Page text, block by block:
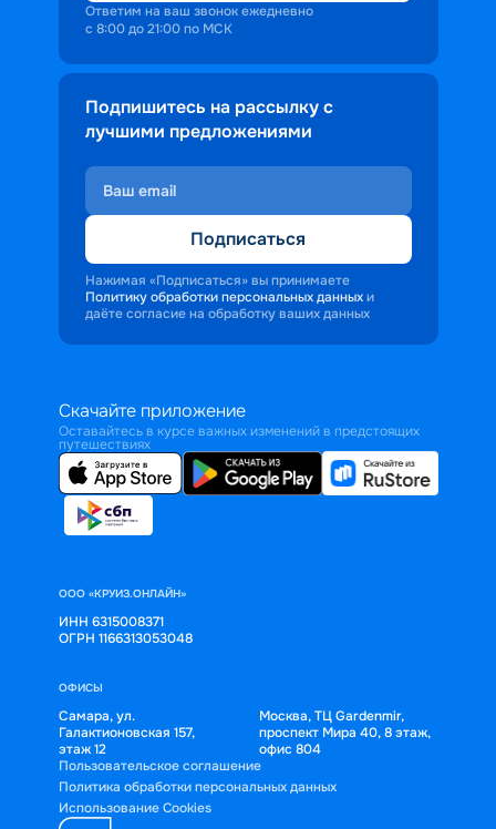
Ответим на ваш звонок ежедневно
с 8:00 до 21:00 по МСК
Подпишитесь на рассылку с
лучшими предложениями
Подписаться
Нажимая «Подписаться» вы принимаете
Политику обработки персональных данных и
даёте согласие на обработку ваших данных
Скачайте приложение
Оставайтесь в курсе важных изменений в предстоящих
путешествиях
ООО «КРУИЗ.ОНЛАЙН»
ИНН 6315008371
ОГРН 1166313053048
ОФИСЫ
Самара, ул.
Галактионовская 157,
этаж 12
Москва, ТЦ Gardenmir,
проспект Мира 40, 8 этаж,
офис 804
Пользовательское соглашение
Политика обработки персональных данных
Использование Cookies